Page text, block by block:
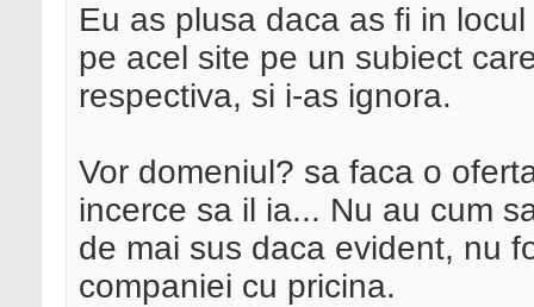
Eu as plusa daca as fi in
pe acel site pe un subiect
respectiva, si i-as ignora.
Vor domeniul? sa faca o
incerce sa il ia... Nu au cum
de mai sus daca evident, nu
companiei cu pricina.